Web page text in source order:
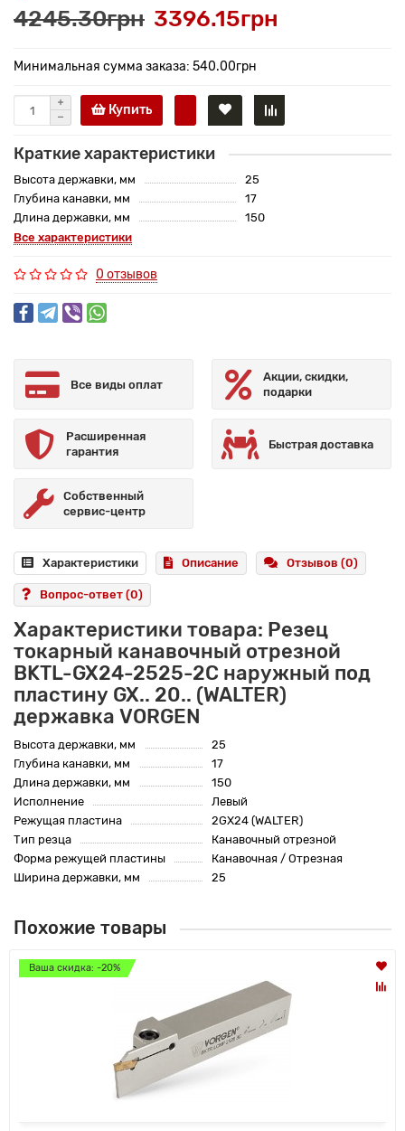
4245.30грн 3396.15грн
Минимальная сумма заказа: 540.00грн
Купить
Краткие характеристики
Высота державки, мм
25
Глубина канавки, мм
17
Длина державки, мм
150
Все характеристики
0 отзывов
Все виды оплат
Акции, скидки,
подарки
Расширенная
гарантия
Быстрая доставка
Собственный
сервис-центр
Характеристики Описание Отзывов (0)
Вопрос-ответ (0)
Характеристики товара: Резец
токарный канавочный отрезной
BKTL-GX24-2525-2C наружный под
пластину GX.. 20.. (WALTER)
державка VORGEN
Высота державки, мм
25
Глубина канавки, мм
17
Длина державки, мм
150
Исполнение
Левый
Режущая пластина
2GX24 (WALTER)
Тип резца
Канавочный отрезной
Форма режущей пластины
Канавочная / Отрезная
Ширина державки, мм
25
Похожие товары
Ваша скидка: -20%